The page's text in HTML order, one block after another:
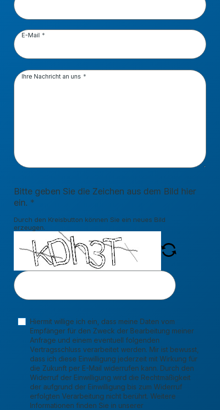
E-Mail
Ihre Nachricht an uns
Bitte geben Sie die Zeichen aus dem Bild hier
ein.
Durch den Kreisbutton können Sie ein neues Bild
erzeugen.
Hiermit willige ich ein, dass meine Daten vom
Empfänger für den Zweck der Bearbeitung meiner
Anfrage und einem eventuell folgenden
Vertragsschluss verarbeitet werden. Mir ist bewusst,
dass ich diese Einwilligung jederzeit mit Wirkung für
die Zukunft per E-Mail widerrufen kann. Durch den
Widerruf der Einwilligung wird die Rechtmäßigkeit
der aufgrund der Einwilligung bis zum Widerruf
erfolgten Verarbeitung nicht berührt. Weitere
Informationen finden Sie in unserer